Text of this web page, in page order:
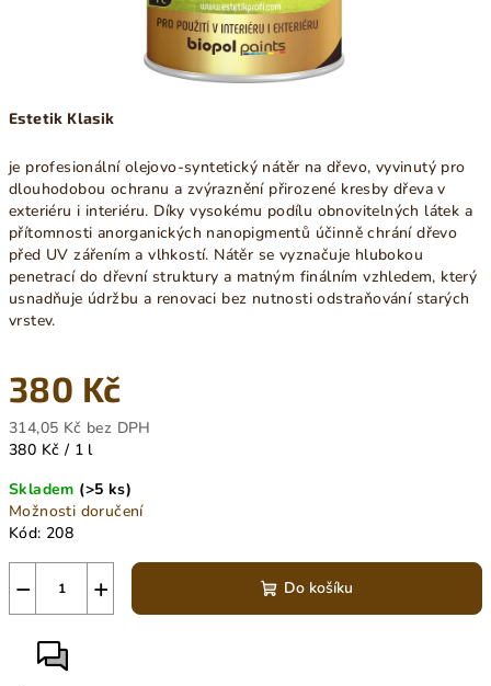
Estetik Klasik
je profesionální olejovo-syntetický nátěr na dřevo, vyvinutý pro
dlouhodobou ochranu a zvýraznění přirozené kresby dřeva v
exteriéru i interiéru. Díky vysokému podílu obnovitelných látek a
přítomnosti anorganických nanopigmentů účinně chrání dřevo
před UV zářením a vlhkostí. Nátěr se vyznačuje hlubokou
penetrací do dřevní struktury a matným finálním vzhledem, který
usnadňuje údržbu a renovaci bez nutnosti odstraňování starých
vrstev.
380 Kč
314,05 Kč bez DPH
Měrná
380 Kč / 1 l
Skladem (>5 ks)
Možnosti doručení
Kód: 208
+
− Do košíku